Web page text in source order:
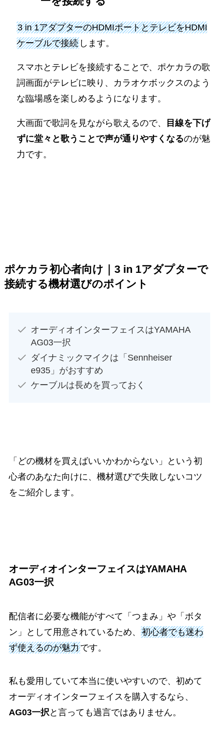
3 in 1アダプターのHDMIポートとテレビをHDMI
ケーブルで接続します。
スマホとテレビを接続することで、ポケカラの歌
詞画面がテレビに映り、カラオケボックスのよう
な臨場感を楽しめるようになります。
大画面で歌詞を見ながら歌えるので、
目線を下げ
ずに堂々と歌うことで声が通りやすくなるのが魅
力です。
ポケカラ初心者向け｜3 in 1アダプターで
接続する機材選びのポイント
オーディオインターフェイスはYAMAHA
AG03一択
ダイナミックマイクは「Sennheiser
e935」がおすすめ
ケーブルは長めを買っておく
「どの機材を買えばいいかわからない」という初
心者のあなた向けに、機材選びで失敗しないコツ
をご紹介します。
オーディオインターフェイスはYAMAHA
AG03一択
配信者に必要な機能がすべて「つまみ」や「ボタ
ン」として用意されているため、 初心者でも迷わ
ず使えるのが魅力です。
私も愛用していて本当に使いやすいので、初めて
オーディオインターフェイスを購入するなら、
AG03一択 と言っても過言ではありません。